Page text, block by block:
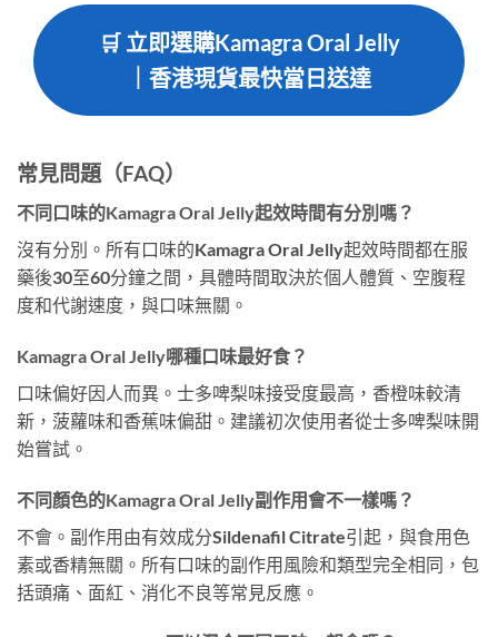
🛒 立即選購Kamagra Oral Jelly
｜香港現貨最快當日送達
常見問題（FAQ）
不同口味的Kamagra Oral Jelly起效時間有分別嗎？
沒有分別。所有口味的Kamagra Oral Jelly起效時間都在服
藥後30至60分鐘之間，具體時間取決於個人體質、空腹程
度和代謝速度，與口味無關。
Kamagra Oral Jelly哪種口味最好食？
口味偏好因人而異。士多啤梨味接受度最高，香橙味較清
新，菠蘿味和香蕉味偏甜。建議初次使用者從士多啤梨味開
始嘗試。
不同顏色的Kamagra Oral Jelly副作用會不一樣嗎？
不會。副作用由有效成分Sildenafil Citrate引起，與食用色
素或香精無關。所有口味的副作用風險和類型完全相同，包
括頭痛、面紅、消化不良等常見反應。